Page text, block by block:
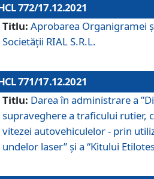
772/17.12.2021
Titlu: Aprobarea Organigramei
Societăţii RIAL S.R.L.
771/17.12.2021
Titlu: Darea în administrare a
supraveghere a traficului rutier,
vitezei autovehiculelor - prin
undelor laser” și a “Kitului